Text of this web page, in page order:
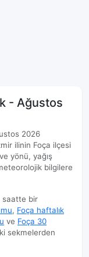
- Ağustos
2026
ilinin Foça ilçesi
yönü, yağış
bilgilere
saatte bir
, Foça haftalık
ve Foça 30
sekmelerden